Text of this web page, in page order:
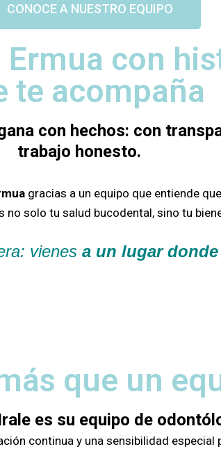
CONOCE A NUESTRO EQUIPO
con
te acompaña
con hechos: con
trabajo honesto.
gracias a un equipo que entiende
no solo tu salud bucodental, sino tu
vienes a un lugar
que un
es su equipo de
continua y una sensibilidad